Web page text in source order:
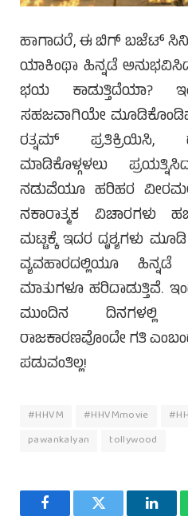
ಹಾಗಾದರೆ, ಈ ಬಿಗ್ ಬಜೆಟ್
ಯಾಕಿಂಥಾ ಹಿನ್ನಡೆ
ಭಯ ಕಾಡುತ್ತಿದೆಯಾ?
ಸಹಜವಾಗಿಯೇ
ರತ್ನಮ್ ಪ್ರತಿಕ್ರಿಯಿಸಿ,
ಮಾಡಿಕೊಳ್ಗಳಲು
ನಡುವೆಯೂ ಹರಿಹರ
ನಕಾರಾತ್ಮಕ ವಿಚಾರಗಳು
ಮಟ್ಟಕ್ಕೆ ಇದರ ದೃಶ್ಯಗಳು
ವ್ಯವಹಾರದಲ್ಲಿಯೂ ಹಿನ್ನಡೆ
ಮಾತುಗಳೂ ಹರಿದಾಡುತ್ತಿವೆ.
ಮುಂದಿನ ದಿನಗಳಲ್ಲಿ
ರಾಜಕಾರಣವೊಂದೇ ಗತಿ
ಪಡುವಂತಿಲ್ಲ!
#HHVM #HHVMmovie
pawankalyan
tollywood
FacebookTwitter